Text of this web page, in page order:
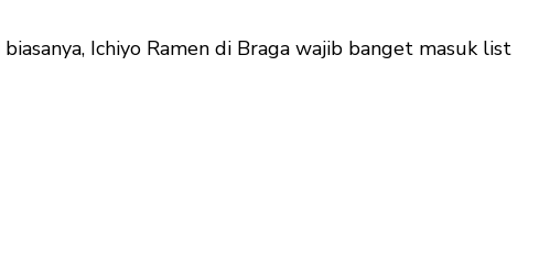
Ichiyo Ramen di Braga wajib banget masuk list